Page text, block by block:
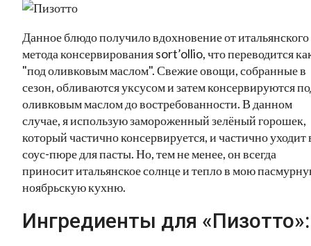
Данное блюдо получило вдохновение от итальянского
метода консервирования sort’ollio, что переводится
"под оливковым маслом". Свежие овощи, собранные в
сезон, обливаются уксусом и затем консервируются
оливковым маслом до востребованности. В данном
случае, я использую замороженный зелёный горошек,
который частично консервируется, и частично уходит
соус-пюре для пасты. Но, тем не менее, он всегда
приносит итальянское солнце и тепло в мою
ноябрьскую кухню.
Ингредиенты для «Пизотто»: